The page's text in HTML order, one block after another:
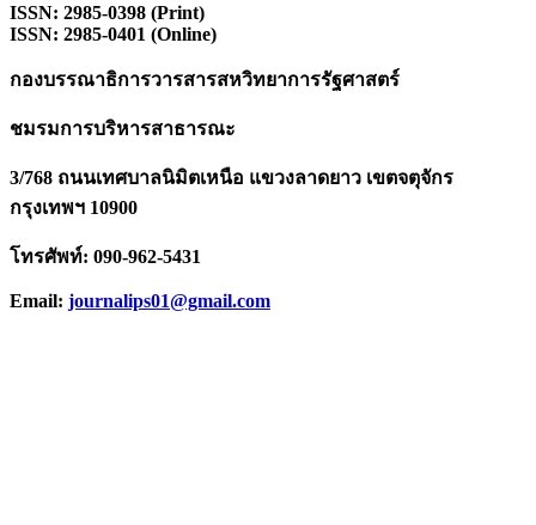
ISSN: 2985-0398 (Print)
ISSN: 2985-0401 (Online)
กองบรรณาธิการวารสารสหวิทยาการรัฐศาสตร์
ชมรมการบริหารสาธารณะ
3/768 ถนนเทศบาลนิมิตเหนือ แขวงลาดยาว เขตจตุจักร
กรุงเทพฯ 10900
โทรศัพท์: 090-962-5431
Email: journalips01@gmail.com